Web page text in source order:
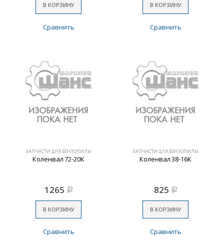
В КОРЗИНУ
Сравнить
В КОРЗИНУ
Сравнить
ЗАПЧАСТИ ДЛЯ БЕНЗОПИЛЫ
Коленвал 72-20К
1265 Р
В КОРЗИНУ
Сравнить
ЗАПЧАСТИ ДЛЯ БЕНЗОПИЛЫ
Коленвал 38-16К
825 Р
В КОРЗИНУ
Сравнить